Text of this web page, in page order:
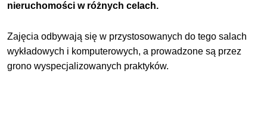
nieruchomości w różnych celach.
Zajęcia odbywają się w przystosowanych do tego salach
wykładowych i komputerowych, a prowadzone są przez
grono wyspecjalizowanych praktyków.